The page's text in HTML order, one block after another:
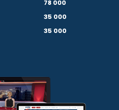
78 000
35 000
35 000